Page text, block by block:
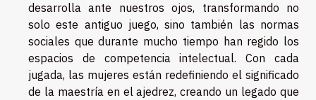
desarrolla ante nuestros ojos, transformando no
solo este antiguo juego, sino también las normas
sociales que durante mucho tiempo han regido los
espacios de competencia intelectual. Con cada
jugada, las mujeres están redefiniendo el significado
de la maestría en el ajedrez, creando un legado que